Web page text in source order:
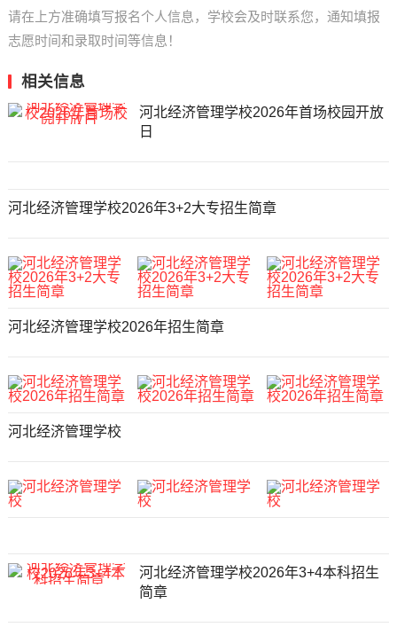
请在上方准确填写报名个人信息，学校会及时联系您，通知填报
志愿时间和录取时间等信息！
相关信息
河北经济管理学校2026年首场校园开放
日
河北经济管理学校2026年3+2大专招生简章
河北经济管理学校2026年招生简章
河北经济管理学校
河北经济管理学校2026年3+4本科招生
简章